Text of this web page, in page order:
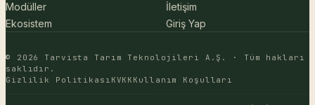
Modüller
Ekosistem
İletişim
Giriş Yap
© 2026 Tarvista Tarım Teknolojileri A.Ş. · Tüm hakları
saklıdır.
Gizlilik Politikası KVKK Kullanım Koşulları